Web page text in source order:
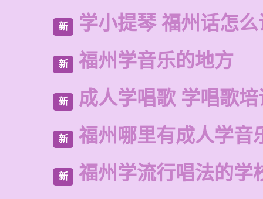
新 学小提琴 福州话怎
新 福州学音乐的地方
新 成人学唱歌 学唱歌培
新 福州哪里有成人学音
新 福州学流行唱法的学